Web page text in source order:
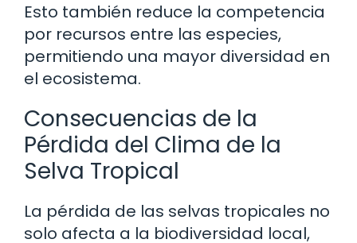
Esto también reduce la competencia
por recursos entre las especies,
permitiendo una mayor diversidad en
el ecosistema.
Consecuencias de la
Pérdida del Clima de la
Selva Tropical
La pérdida de las selvas tropicales no
solo afecta a la biodiversidad local,